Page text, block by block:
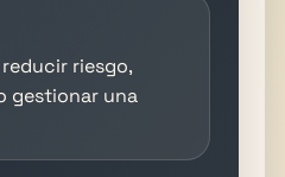
riesgo,
gestionar una